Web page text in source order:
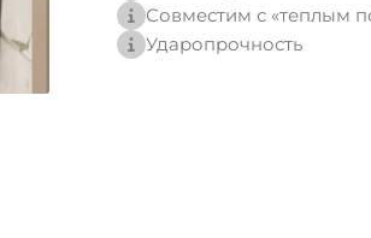
Совместим с «теплым
Ударопрочность